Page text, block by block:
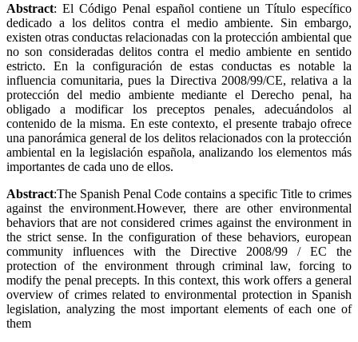
Abstract: El Código Penal español contiene un Título específico
dedicado a los delitos contra el medio ambiente. Sin embargo,
existen otras conductas relacionadas con la protección ambiental que
no son consideradas delitos contra el medio ambiente en sentido
estricto. En la configuración de estas conductas es notable la
influencia comunitaria, pues la Directiva 2008/99/CE, relativa a la
protección del medio ambiente mediante el Derecho penal, ha
obligado a modificar los preceptos penales, adecuándolos al
contenido de la misma. En este contexto, el presente trabajo ofrece
una panorámica general de los delitos relacionados con la protección
ambiental en la legislación española, analizando los elementos más
importantes de cada uno de ellos.
Abstract:The Spanish Penal Code contains a specific Title to crimes
against the environment.However, there are other environmental
behaviors that are not considered crimes against the environment in
the strict sense. In the configuration of these behaviors, european
community influences with the Directive 2008/99 / EC the
protection of the environment through criminal law, forcing to
modify the penal precepts. In this context, this work offers a general
overview of crimes related to environmental protection in Spanish
legislation, analyzing the most important elements of each one of
them